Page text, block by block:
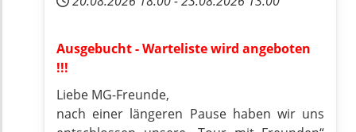
Ausgebucht - Warteliste wird angeboten
!!!
Liebe MG-Freunde,
nach einer längeren Pause haben wir uns